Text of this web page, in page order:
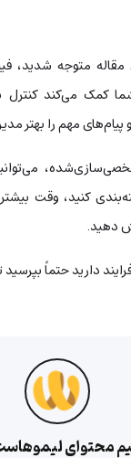
متوجه شدید،
کمک می‌کند
مهم را بهتر
کنید، وقت
دهید.
دارید حتماً
محتوای